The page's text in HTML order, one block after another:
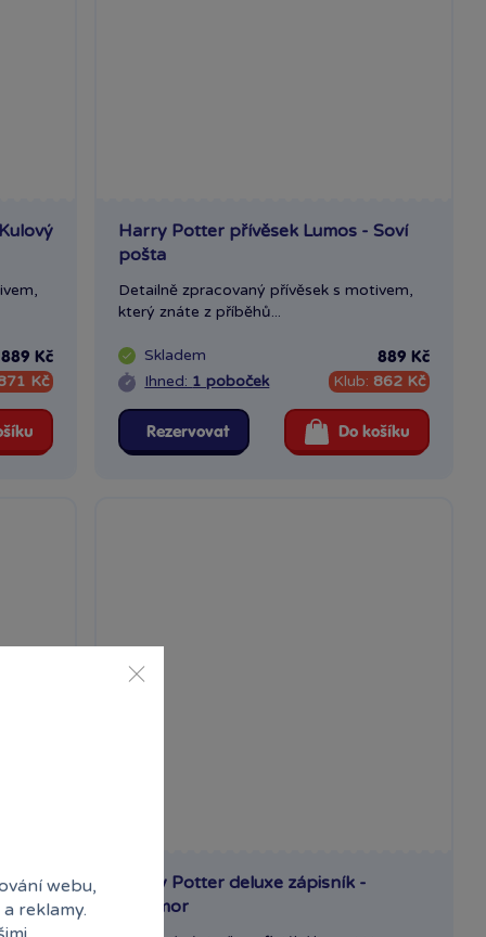
889 Kč
Kč
Harry Potter přívěsek Lumos - Soví
pošta
Detailně zpracovaný přívěsek s motivem,
který znáte z příběhů...
Skladem
Ihned: 1 poboček
889 Kč
Klub: 862 Kč
Rezervovat Do košíku
Harry Potter deluxe zápisník -
Mrzimor
webu,
reklamy.